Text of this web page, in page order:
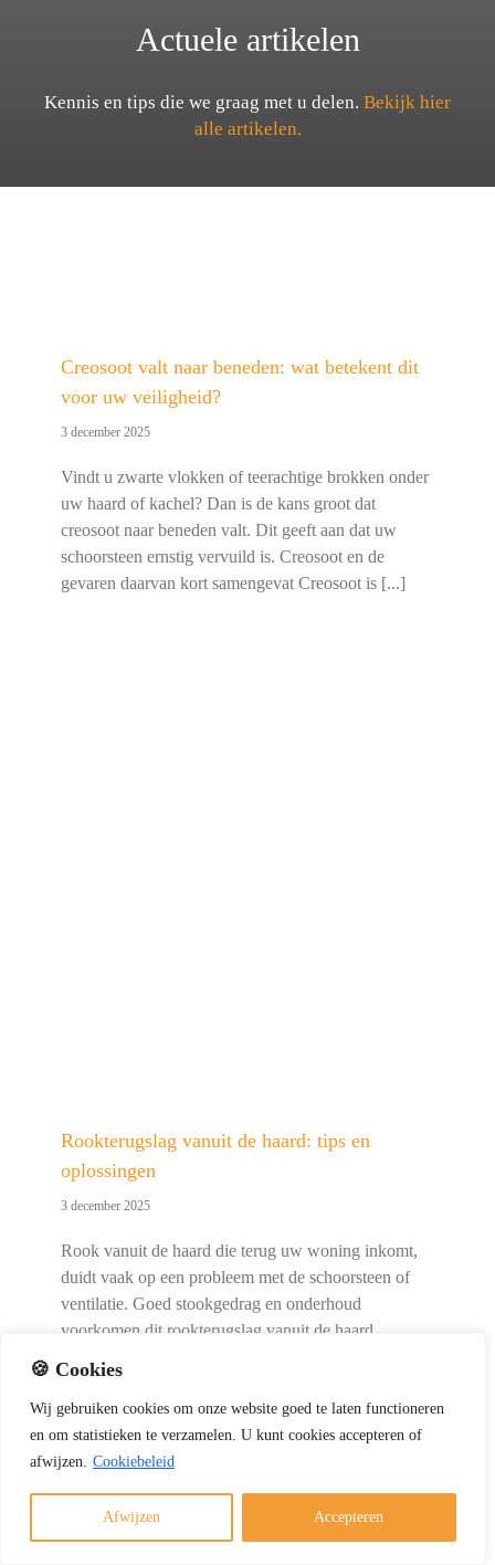
🍪 Cookies
Wij gebruiken cookies om onze website goed te laten functioneren
en om statistieken te verzamelen. U kunt cookies accepteren of
afwijzen. Cookiebeleid
Afwijzen Accepteren
Actuele artikelen
Kennis en tips die we graag met u delen. Bekijk hier
alle artikelen.
Creosoot valt naar beneden: wat betekent dit
voor uw veiligheid?
3 december 2025
Vindt u zwarte vlokken of teerachtige brokken onder
uw haard of kachel? Dan is de kans groot dat
creosoot naar beneden valt. Dit geeft aan dat uw
schoorsteen ernstig vervuild is. Creosoot en de
gevaren daarvan kort samengevat Creosoot is [...]
Rookterugslag vanuit de haard: tips en
oplossingen
3 december 2025
Rook vanuit de haard die terug uw woning inkomt,
duidt vaak op een probleem met de schoorsteen of
ventilatie. Goed stookgedrag en onderhoud
voorkomen dit rookterugslag vanuit de haard